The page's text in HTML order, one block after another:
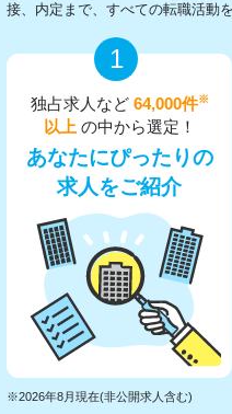
接、内定まで、すべての転職活動
1
独占求人など 64,000件※
以上 の中から選定！
あなたにぴったりの
求人をご紹介
※2026年8月現在(非公開求人含む)